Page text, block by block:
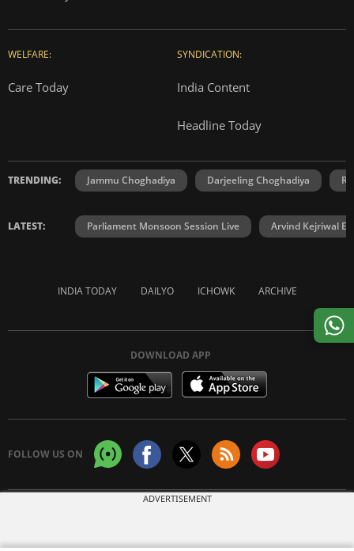
WELFARE:
Care Today
SYNDICATION:
India Content
Headline Today
TRENDING: Jammu Choghadiya Darjeeling Choghadiya
LATEST: Parliament Monsoon Session Live Arvind Kejriwal
INDIA TODAY DAILYO ICHOWK ARCHIVE
DOWNLOAD APP
FOLLOW US ON
ADVERTISEMENT